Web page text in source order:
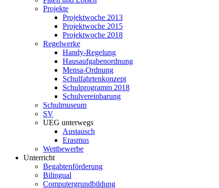
Projekte
Projektwoche 2013
Projektwoche 2015
Projektwoche 2018
Regelwerke
Handy-Regelung
Hausaufgabenordnung
Mensa-Ordnung
Schulfahrtenkonzept
Schulprogramm 2018
Schulvereinbarung
Schulmuseum
SV
UEG unterwegs
Austausch
Erasmus
Wettbewerbe
Unterricht
Begabtenförderung
Bilingual
Computergrundbildung